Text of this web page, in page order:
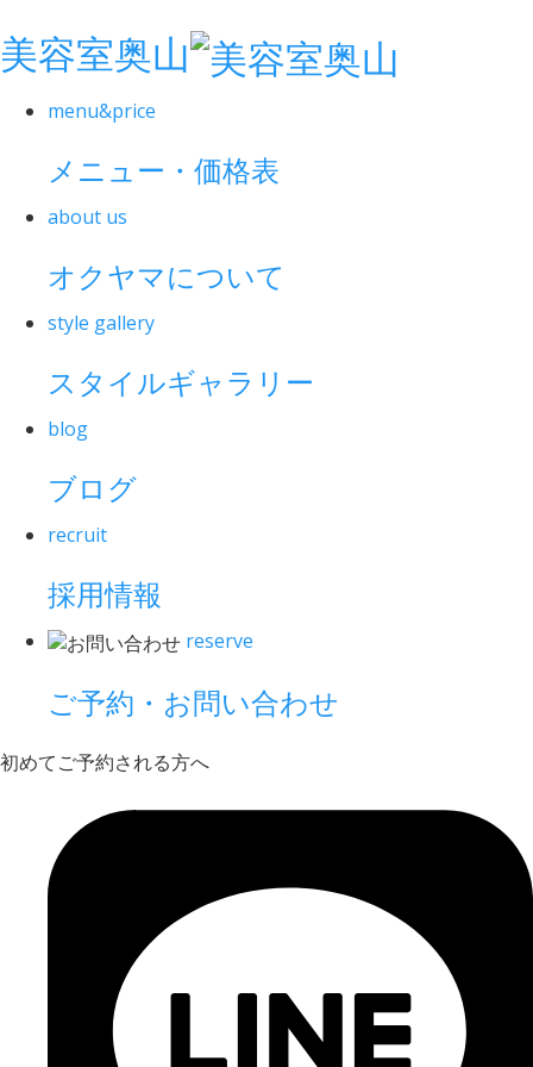
美容室奥山
menu&price
メニュー・価格表
about us
オクヤマについて
style gallery
スタイルギャラリー
blog
ブログ
recruit
採用情報
reserve
ご予約・お問い合わせ
初めてご予約される方へ